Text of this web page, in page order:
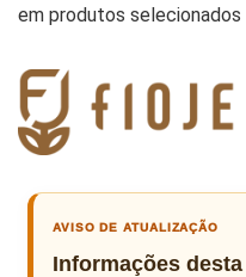
em produtos selecionados
AVISO DE ATUALIZAÇÃO
Informações